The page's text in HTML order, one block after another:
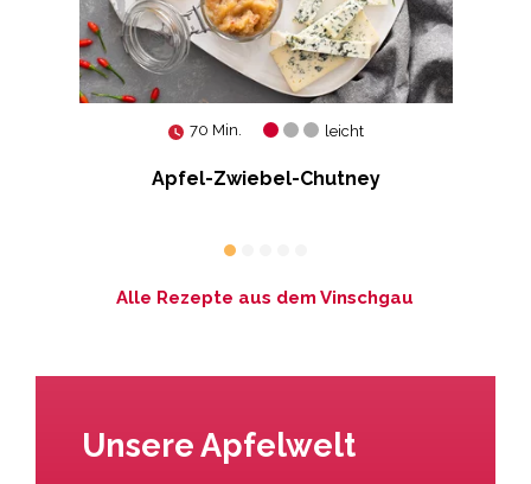
70 Min. leicht
Apfel-Zwiebel-Chutney
Alle Rezepte aus dem Vinschgau
Unsere Apfelwelt